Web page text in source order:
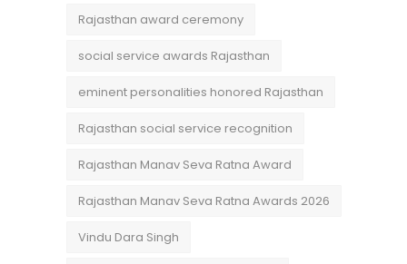
Rajasthan award ceremony
social service awards Rajasthan
eminent personalities honored Rajasthan
Rajasthan social service recognition
Rajasthan Manav Seva Ratna Award
Rajasthan Manav Seva Ratna Awards 2026
Vindu Dara Singh